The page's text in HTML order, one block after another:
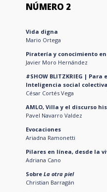
NÚMERO 2
Vida digna
Mario Ortega
Piratería y conocimiento
Javier Moro Hernández
#SHOW BLITZKRIEG |
Inteligencia social
César Cortés Vega
AMLO, Villa y el discurso
Pavel Navarro Valdez
Evocaciones
Ariadna Ramonetti
Pilares en línea, desde la
Adriana Cano
Sobre La otra piel
Christian Barragán